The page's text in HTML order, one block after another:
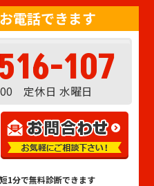
電話できます
107
定休日 水曜日
1分で無料診断できます